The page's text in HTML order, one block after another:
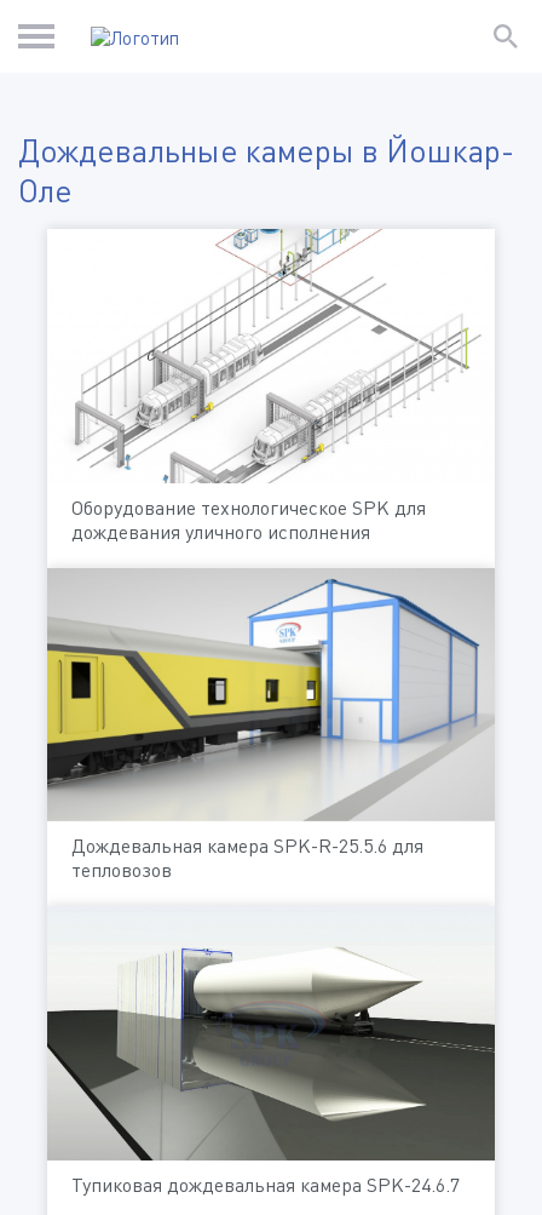
Дождевальные камеры в Йошкар-
Оле
Оборудование технологическое SPK для
дождевания уличного исполнения
Дождевальная камера SPK-R-25.5.6 для
тепловозов
Тупиковая дождевальная камера SPK-24.6.7